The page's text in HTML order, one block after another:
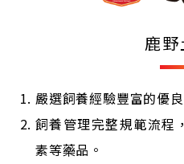
鹿
嚴選飼養經驗豐富的優
飼養管理完整規範流程
素等藥品。